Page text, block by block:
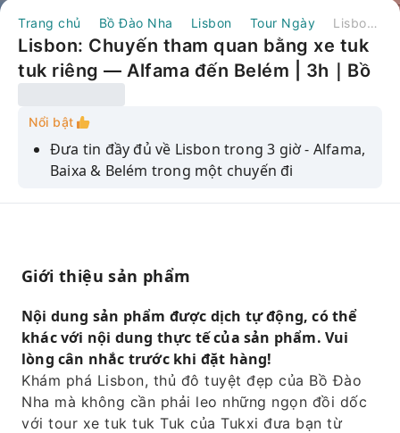
Trang chủ Bồ Đào Nha Lisbon Tour Ngày Lisbon: Chuyến tham quan bằng xe tuk tuk riêng — Alfama đến Belém | 3h｜Bồ Đào Nha
Lisbon: Chuyến tham quan bằng xe tuk
tuk riêng — Alfama đến Belém | 3h｜Bồ
Nổi bật
Đưa tin đầy đủ về Lisbon trong 3 giờ - Alfama,
Baixa & Belém trong một chuyến đi
Hoàn toàn riêng tư — chỉ dành riêng cho
Ngắm nhìn cận cảnh Tu viện Jerónimos và
Tháp Belém đã được UNESCO công nhận
Dừng chân thưởng thức món Pastéis de
Belém nguyên bản tại tiệm bánh mở cửa từ
năm 1837
Lý tưởng cho hành khách tàu du lịch — đảm
bảo quay trở lại cảng Lisbon đúng giờ.
Giới thiệu sản phẩm
Nội dung sản phẩm được dịch tự động, có thể
khác với nội dung thực tế của sản phẩm. Vui
lòng cân nhắc trước khi đặt hàng!
Khám phá Lisbon, thủ đô tuyệt đẹp của Bồ Đào
Nha mà không cần phải leo những ngọn đồi dốc
với tour xe tuk tuk Tuk của Tukxi đưa bạn từ